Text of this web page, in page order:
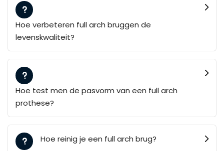
Hoe verbeteren full arch bruggen de
levenskwaliteit?
Hoe test men de pasvorm van een full arch
prothese?
Hoe reinig je een full arch brug?